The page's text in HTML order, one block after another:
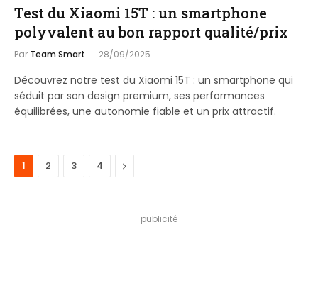
Test du Xiaomi 15T : un smartphone
polyvalent au bon rapport qualité/prix
Par Team Smart 28/09/2025
Découvrez notre test du Xiaomi 15T : un smartphone qui
séduit par son design premium, ses performances
équilibrées, une autonomie fiable et un prix attractif.
1 2 3 4 Next
publicité